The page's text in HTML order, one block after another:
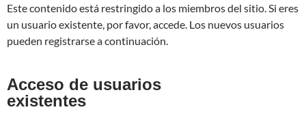
Este contenido está restringido a los miembros del sitio. Si eres
un usuario existente, por favor, accede. Los nuevos usuarios
pueden registrarse a continuación.
Acceso de usuarios
existentes